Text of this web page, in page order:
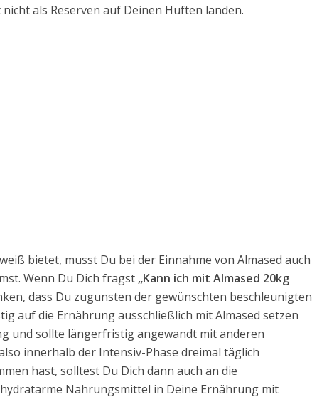
als Reserven auf Deinen Hüften landen.
bietet, musst Du bei der Einnahme von Almased auch
Wenn Du Dich fragst „Kann ich mit Almased 20kg
dass Du zugunsten der gewünschten beschleunigten
auf die Ernährung ausschließlich mit Almased setzen
und sollte längerfristig angewandt mit anderen
innerhalb der Intensiv-Phase dreimal täglich
hast, solltest Du Dich dann auch an die
Nahrungsmittel in Deine Ernährung mit